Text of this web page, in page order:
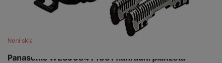
Panasonic WES9034Y1361 náhradní planžeta
Není skladem